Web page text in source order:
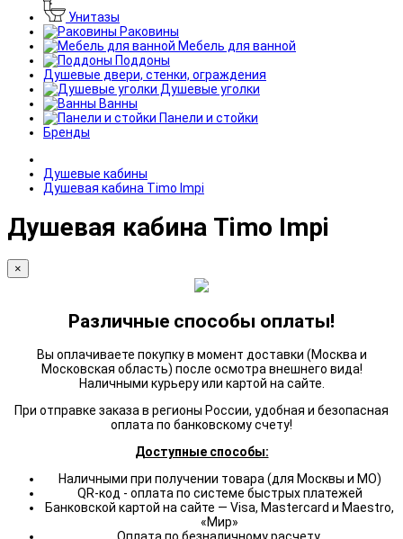
Унитазы
Раковины
Мебель для ванной
Поддоны
Душевые двери, стенки, ограждения
Душевые уголки
Ванны
Панели и стойки
Бренды
Душевые кабины
Душевая кабина Timo Impi
Душевая кабина Timo Impi
×
Различные способы оплаты!
Вы оплачиваете покупку в момент доставки (Москва и
Московская область) после осмотра внешнего вида!
Наличными курьеру или картой на сайте.
При отправке заказа в регионы России, удобная и безопасная
оплата по банковскому счету!
Доступные способы:
Наличными при получении товара (для Москвы и МО)
QR-код - оплата по системе быстрых платежей
Банковской картой на сайте — Visa, Mastercard и Maestro,
«Мир»